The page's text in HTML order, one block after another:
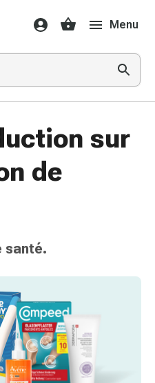
Menu
sur
de
santé.